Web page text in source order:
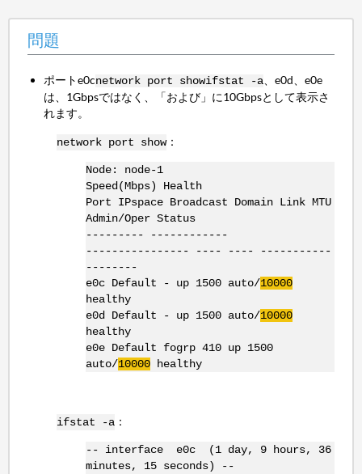
問題
ポートe0cnetwork port showifstat -a 、e0d、e0e
は、1Gbpsではなく、「および」に10Gbpsとして表示さ
れます。
network port show：
Node: node-1
Speed(Mbps) Health
Port IPspace Broadcast Domain Link MTU
Admin/Oper Status
--------- ------------
---------------- ---- ---- -----------
--------
e0c Default - up 1500 auto/10000
healthy
e0d Default - up 1500 auto/10000
healthy
e0e Default fogrp 410 up 1500
auto/10000healthy
ifstat -a ：
-- interface e0c (1 day, 9 hours, 36
minutes, 15 seconds) --